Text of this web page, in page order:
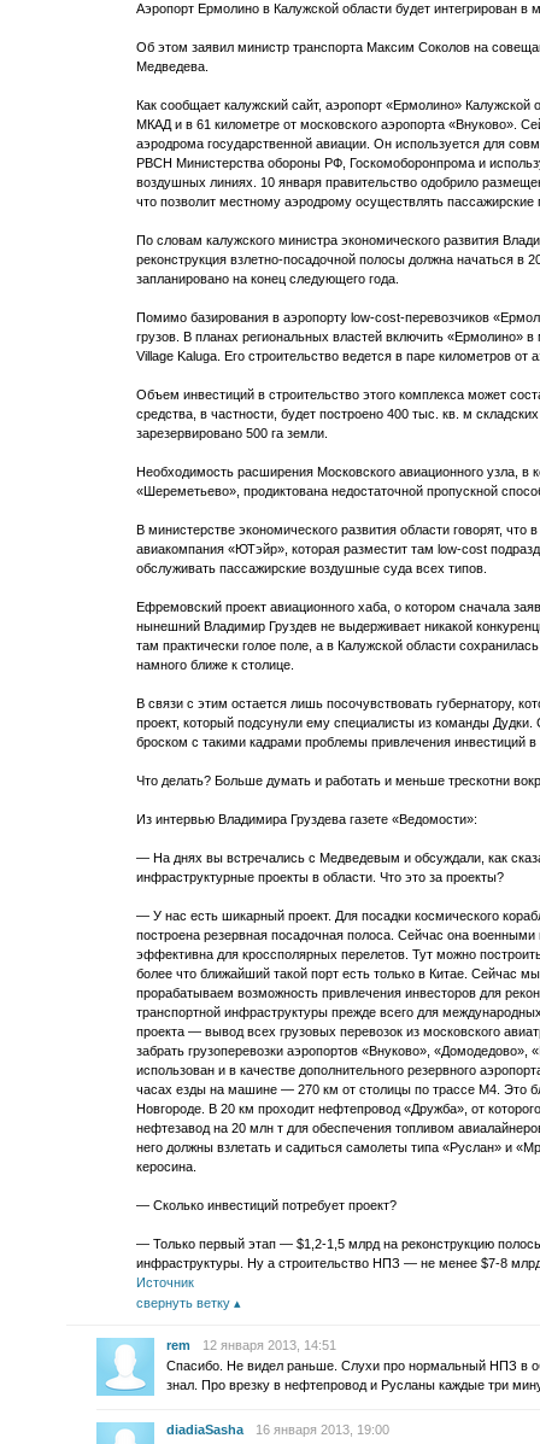
Аэропорт Ермолино в Калужской области будет интегрирован в
Об этом заявил министр транспорта Максим Соколов на
Медведева.
Как сообщает калужский сайт, аэропорт «Ермолино» Калужской
МКАД и в 61 километре от московского аэропорта «Внуково».
аэродрома государственной авиации. Он используется для
РВСН Министерства обороны РФ, Госкомоборонпрома и
воздушных линиях. 10 января правительство одобрило
что позволит местному аэродрому осуществлять пассажирские
По словам калужского министра экономического развития
реконструкция взлетно-посадочной полосы должна начаться в
запланировано на конец следующего года.
Помимо базирования в аэропорту low-cost-перевозчиков
грузов. В планах региональных властей включить «Ермолино»
Village Kaluga. Его строительство ведется в паре километров от
Объем инвестиций в строительство этого комплекса может
средства, в частности, будет построено 400 тыс. кв. м
зарезервировано 500 га земли.
Необходимость расширения Московского авиационного узла, в
«Шереметьево», продиктована недостаточной пропускной
В министерстве экономического развития области говорят, что
авиакомпания «ЮТэйр», которая разместит там low-cost
обслуживать пассажирские воздушные суда всех типов.
Ефремовский проект авиационного хаба, о котором сначала
нынешний Владимир Груздев не выдерживает никакой
там практически голое поле, а в Калужской области
намного ближе к столице.
В связи с этим остается лишь посочувствовать губернатору,
проект, который подсунули ему специалисты из команды Дудки.
броском с такими кадрами проблемы привлечения инвестиций
Что делать? Больше думать и работать и меньше трескотни
Из интервью Владимира Груздева газете «Ведомости»:
— На днях вы встречались с Медведевым и обсуждали, как
инфраструктурные проекты в области. Что это за проекты?
— У нас есть шикарный проект. Для посадки космического
построена резервная посадочная полоса. Сейчас она военными
эффективна для кроссполярных перелетов. Тут можно
более что ближайший такой порт есть только в Китае. Сейчас
прорабатываем возможность привлечения инвесторов для
транспортной инфраструктуры прежде всего для
проекта — вывод всех грузовых перевозок из московского
забрать грузоперевозки аэропортов «Внуково»,
использован и в качестве дополнительного резервного
часах езды на машине — 270 км от столицы по трассе М4. Это
Новгороде. В 20 км проходит нефтепровод «Дружба», от
нефтезавод на 20 млн т для обеспечения топливом
него должны взлетать и садиться самолеты типа «Руслан» и
керосина.
— Сколько инвестиций потребует проект?
— Только первый этап — $1,2-1,5 млрд на реконструкцию
инфраструктуры. Ну а строительство НПЗ — не менее $7-8
Источник
свернуть ветку
rem
12 января 2013, 14:51
Спасибо. Не видел раньше. Слухи про нормальный НПЗ в
знал. Про врезку в нефтепровод и Русланы каждые три
diadiaSasha
16 января 2013, 19:00